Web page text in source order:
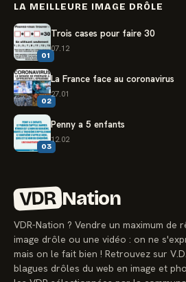
LA MEILLEURE IMAGE DRÔLE
01
Trois cases pour faire 30
07.12
02
La France face au coronavirus
27.01
03
Penny a 5 enfants
12.02
VDR Nation
VDR-Nation ? Vendre un maximum de
image drôle ou une vidéo : on ne
mais on le fait bien ! Retrouvez sur
blagues drôles du web en image et